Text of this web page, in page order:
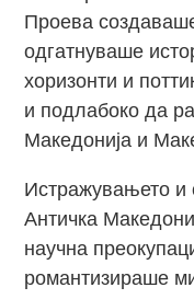
Проева
одгатнуваше
хоризонти и
и подлабоко да
Македонија и
Истражувањето и
Античка
научна
романтизираше